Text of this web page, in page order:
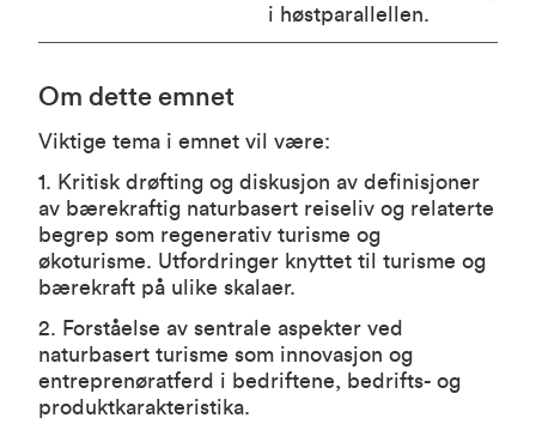
Om dette emnet
Viktige tema i emnet vil være:
1. Kritisk drøfting og diskusjon av definisjoner
av bærekraftig naturbasert reiseliv og relaterte
begrep som regenerativ turisme og
økoturisme. Utfordringer knyttet til turisme og
bærekraft på ulike skalaer.
2. Forståelse av sentrale aspekter ved
naturbasert turisme som innovasjon og
entreprenøratferd i bedriftene, bedrifts- og
produktkarakteristika.
i høstparallellen.